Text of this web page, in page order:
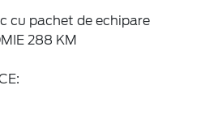
cu pachet de echipare
288 KM